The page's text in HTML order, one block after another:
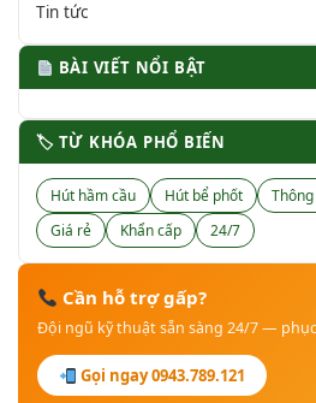
Tin tức
BÀI VIẾT NỔI BẬT
🏷 TỪ KHÓA PHỔ BIẾN
Hút hầm cầu Hút bể phốt
Giá rẻ
Khẩn cấp 24/7
Cần hỗ trợ gấp?
Đội ngũ kỹ thuật sẵn sàng 24/7 —
Gọi ngay 0943.789.121